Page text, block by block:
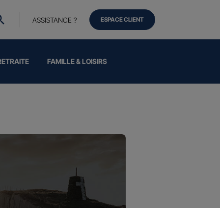
FAMILLE & LOISIRS
ASSISTANCE ? ESPACE CLIENT